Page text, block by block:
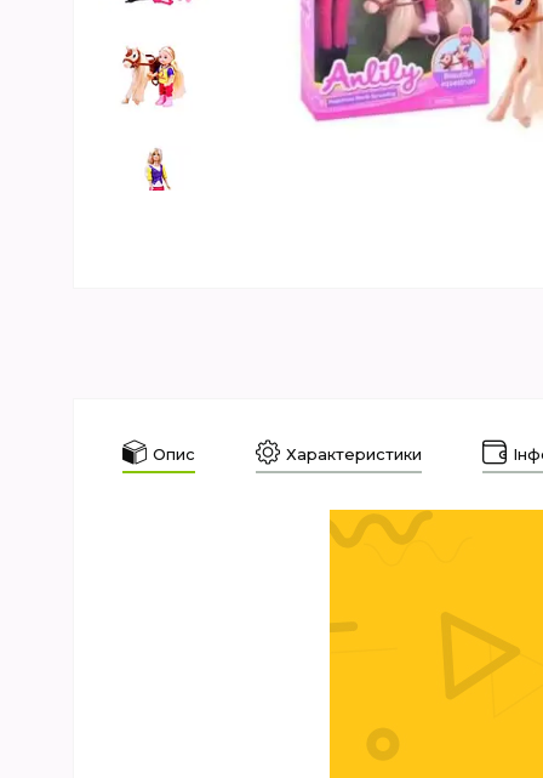
Опис Характеристики